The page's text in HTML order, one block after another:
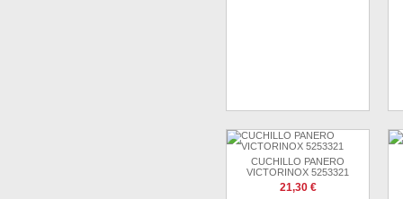
CUCHILLO PANERO
VICTORINOX 5253321
21,30 €